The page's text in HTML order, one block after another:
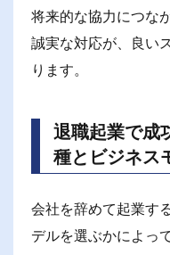
将来的な協力につな
誠実な対応が、良い
ります。
退職起業で成
種とビジネス
会社を辞めて起業す
デルを選ぶかによっ